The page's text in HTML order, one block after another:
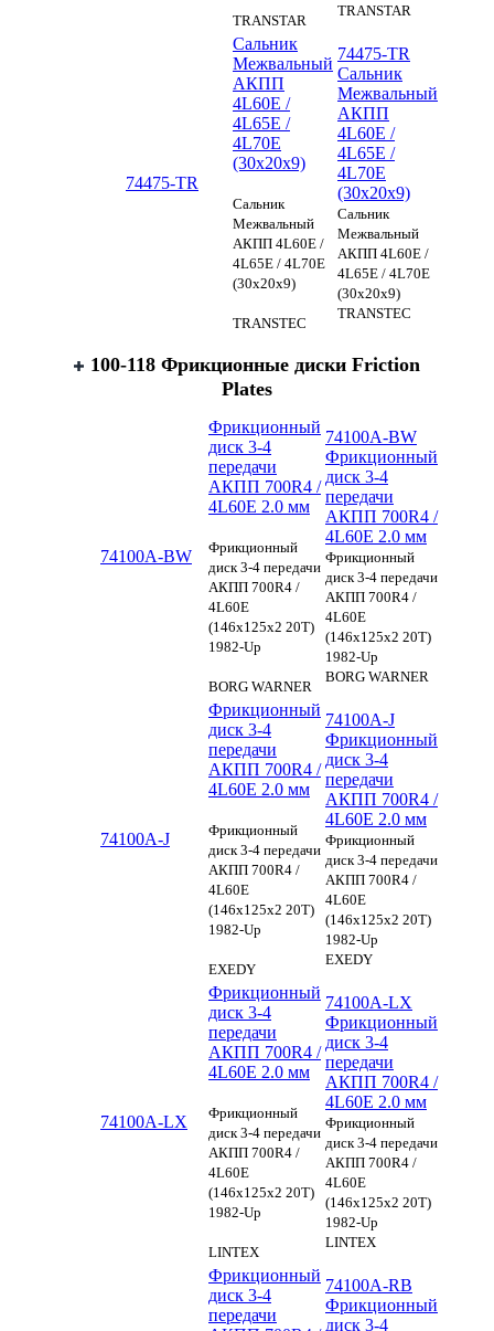
TRANSTAR
TRANSTAR
74475-TR
Сальник
Межвальный
АКПП
4L60E /
4L65E /
4L70E
(30x20x9)
Сальник
Межвальный
АКПП 4L60E /
4L65E / 4L70E
(30x20x9)
TRANSTEC
74475-TR
Сальник
Межвальный
АКПП
4L60E /
4L65E /
4L70E
(30x20x9)
Сальник
Межвальный
АКПП 4L60E /
4L65E / 4L70E
(30x20x9)
TRANSTEC
100-118 Фрикционные диски Friction
Plates
74100A-BW
Фрикционный
диск 3-4
передачи
АКПП 700R4 /
4L60E 2.0 мм
Фрикционный
диск 3-4 передачи
АКПП 700R4 /
4L60E
(146х125х2 20Т)
1982-Up
BORG WARNER
74100A-BW
Фрикционный
диск 3-4
передачи
АКПП 700R4 /
4L60E 2.0 мм
Фрикционный
диск 3-4 передачи
АКПП 700R4 /
4L60E
(146х125х2 20Т)
1982-Up
BORG WARNER
74100A-J
Фрикционный
диск 3-4
передачи
АКПП 700R4 /
4L60E 2.0 мм
Фрикционный
диск 3-4 передачи
АКПП 700R4 /
4L60E
(146х125х2 20Т)
1982-Up
EXEDY
74100A-J
Фрикционный
диск 3-4
передачи
АКПП 700R4 /
4L60E 2.0 мм
Фрикционный
диск 3-4 передачи
АКПП 700R4 /
4L60E
(146х125х2 20Т)
1982-Up
EXEDY
74100A-LX
Фрикционный
диск 3-4
передачи
АКПП 700R4 /
4L60E 2.0 мм
Фрикционный
диск 3-4 передачи
АКПП 700R4 /
4L60E
(146х125х2 20Т)
1982-Up
LINTEX
74100A-LX
Фрикционный
диск 3-4
передачи
АКПП 700R4 /
4L60E 2.0 мм
Фрикционный
диск 3-4 передачи
АКПП 700R4 /
4L60E
(146х125х2 20Т)
1982-Up
LINTEX
Фрикционный
диск 3-4
передачи
74100A-RB
Фрикционный
диск 3-4